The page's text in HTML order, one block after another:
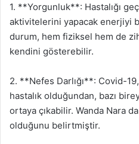
1. **Yorgunluk**: Hastalığı
aktivitelerini yapacak enerjiyi
durum, hem fiziksel hem de
kendini gösterebilir.
2. **Nefes Darlığı**: Covid-
hastalık olduğundan, bazı
ortaya çıkabilir. Wanda Nara
olduğunu belirtmiştir.